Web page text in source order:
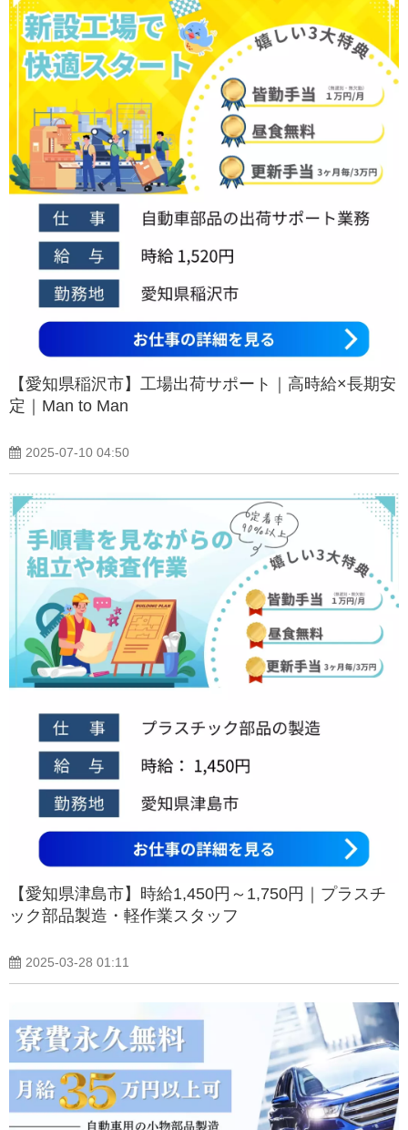
【愛知県稲沢市】工場出荷サポート｜高時給×長期安
定｜Man to Man
2025-07-10 04:50
【愛知県津島市】時給1,450円～1,750円｜プラスチ
ック部品製造・軽作業スタッフ
2025-03-28 01:11